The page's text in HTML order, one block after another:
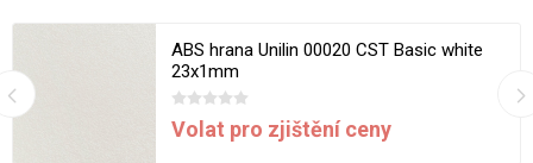
ABS hrana Unilin 00020 CST Basic white
23x1mm
Volat pro zjištění ceny